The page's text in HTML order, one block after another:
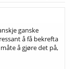
ganske
å få bekrefta
å gjøre det på,